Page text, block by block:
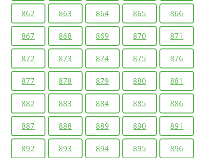
862 863 864 865 866
867 868 869 870 871
872 873 874 875 876
877 878 879 880 881
882 883 884 885 886
887 888 889 890 891
892 893 894 895 896